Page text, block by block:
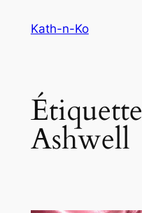
Kath-n-Ko
Ashwell